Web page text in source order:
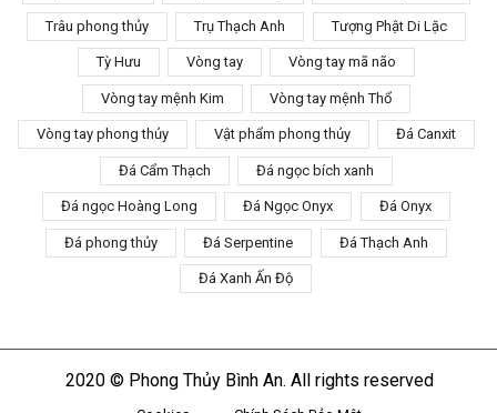
Trâu phong thủy Trụ Thạch Anh Tượng Phật Di Lặc
Tỳ Hưu Vòng tay Vòng tay mã não
Vòng tay mệnh Kim Vòng tay mệnh Thổ
Vòng tay phong thủy Vật phẩm phong thủy Đá Canxit
Đá Cẩm Thạch Đá ngọc bích xanh
Đá ngọc Hoàng Long Đá Ngọc Onyx Đá Onyx
Đá phong thủy Đá Serpentine Đá Thạch Anh
Đá Xanh Ấn Độ
2020 © Phong Thủy Bình An. All rights reserved